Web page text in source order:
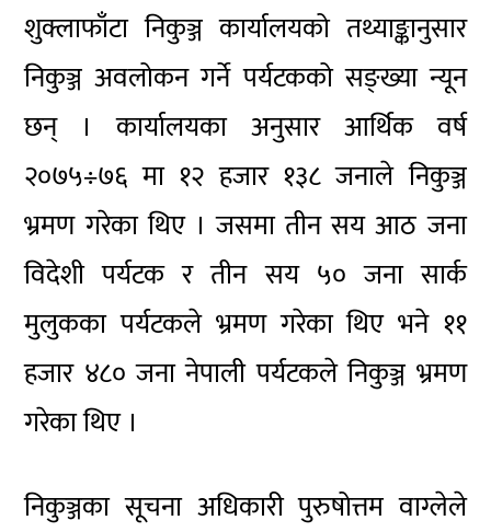
शुक्लाफाँटा निकुञ्ज कार्यालयको तथ्याङ्कानुसार
निकुञ्ज अवलोकन गर्ने पर्यटकको सङ्ख्या न्यून
छन् । कार्यालयका अनुसार आर्थिक वर्ष
२०७५÷७६ मा १२ हजार १३८ जनाले निकुञ्ज
भ्रमण गरेका थिए । जसमा तीन सय आठ जना
विदेशी पर्यटक र तीन सय ५० जना सार्क
मुलुकका पर्यटकले भ्रमण गरेका थिए भने ११
हजार ४८० जना नेपाली पर्यटकले निकुञ्ज भ्रमण
गरेका थिए ।
निकुञ्जका सूचना अधिकारी पुरुषोत्तम वाग्लेले